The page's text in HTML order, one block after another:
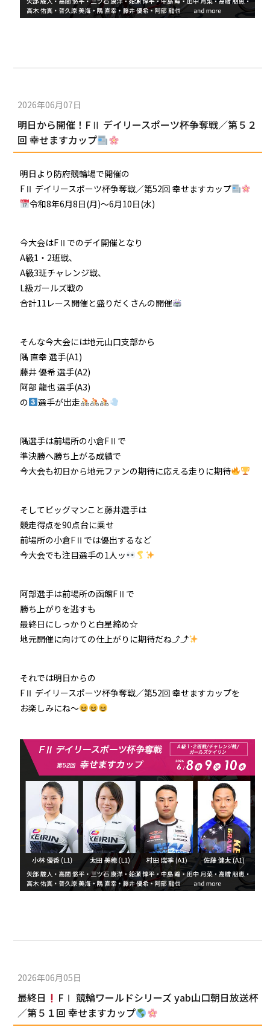
2026年06月07日
明日から開催！FⅡ デイリースポーツ杯争奪戦／第５２
回 幸せますカップ
明日より防府競輪場で開催の
FⅡ デイリースポーツ杯争奪戦／第52回 幸せますカップ
令和8年6月8日(月)〜6月10日(水)
今大会はFⅡでのデイ開催となり
A級1・2班戦、
A級3班チャレンジ戦、
L級ガールズ戦の
合計11レース開催と盛りだくさんの開催
そんな今大会には地元山口支部から
隅 直幸 選手(A1)
藤井 優希 選手(A2)
阿部 龍也 選手(A3)
の
選手が出走
隅選手は前場所の小倉FⅡで
準決勝へ勝ち上がる成績で
今大会も初日から地元ファンの期待に応える走りに期待
そしてビッグマンこと藤井選手は
競走得点を90点台に乗せ
前場所の小倉FⅡでは優出するなど
今大会でも注目選手の1人ッ
阿部選手は前場所の函館FⅡで
勝ち上がりを逃すも
最終日にしっかりと白星締め☆
地元開催に向けての仕上がりに期待だね⤴⤴
それでは明日からの
FⅡ デイリースポーツ杯争奪戦／第52回 幸せますカップを
お楽しみにね～
2026年06月05日
最終日
FⅠ 競輪ワールドシリーズ yab山口朝日放送杯
／第５１回 幸せますカップ